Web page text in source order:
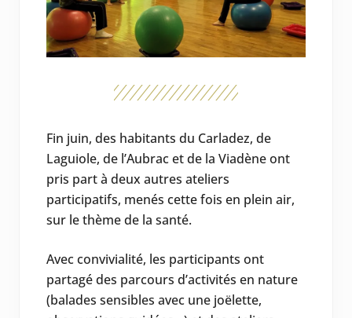
Fin juin, des habitants du Carladez, de
Laguiole, de l’Aubrac et de la Viadène ont
pris part à deux autres ateliers
participatifs, menés cette fois en plein air,
sur le thème de la santé.
Avec convivialité, les participants ont
partagé des parcours d’activités en nature
(balades sensibles avec une joëlette,